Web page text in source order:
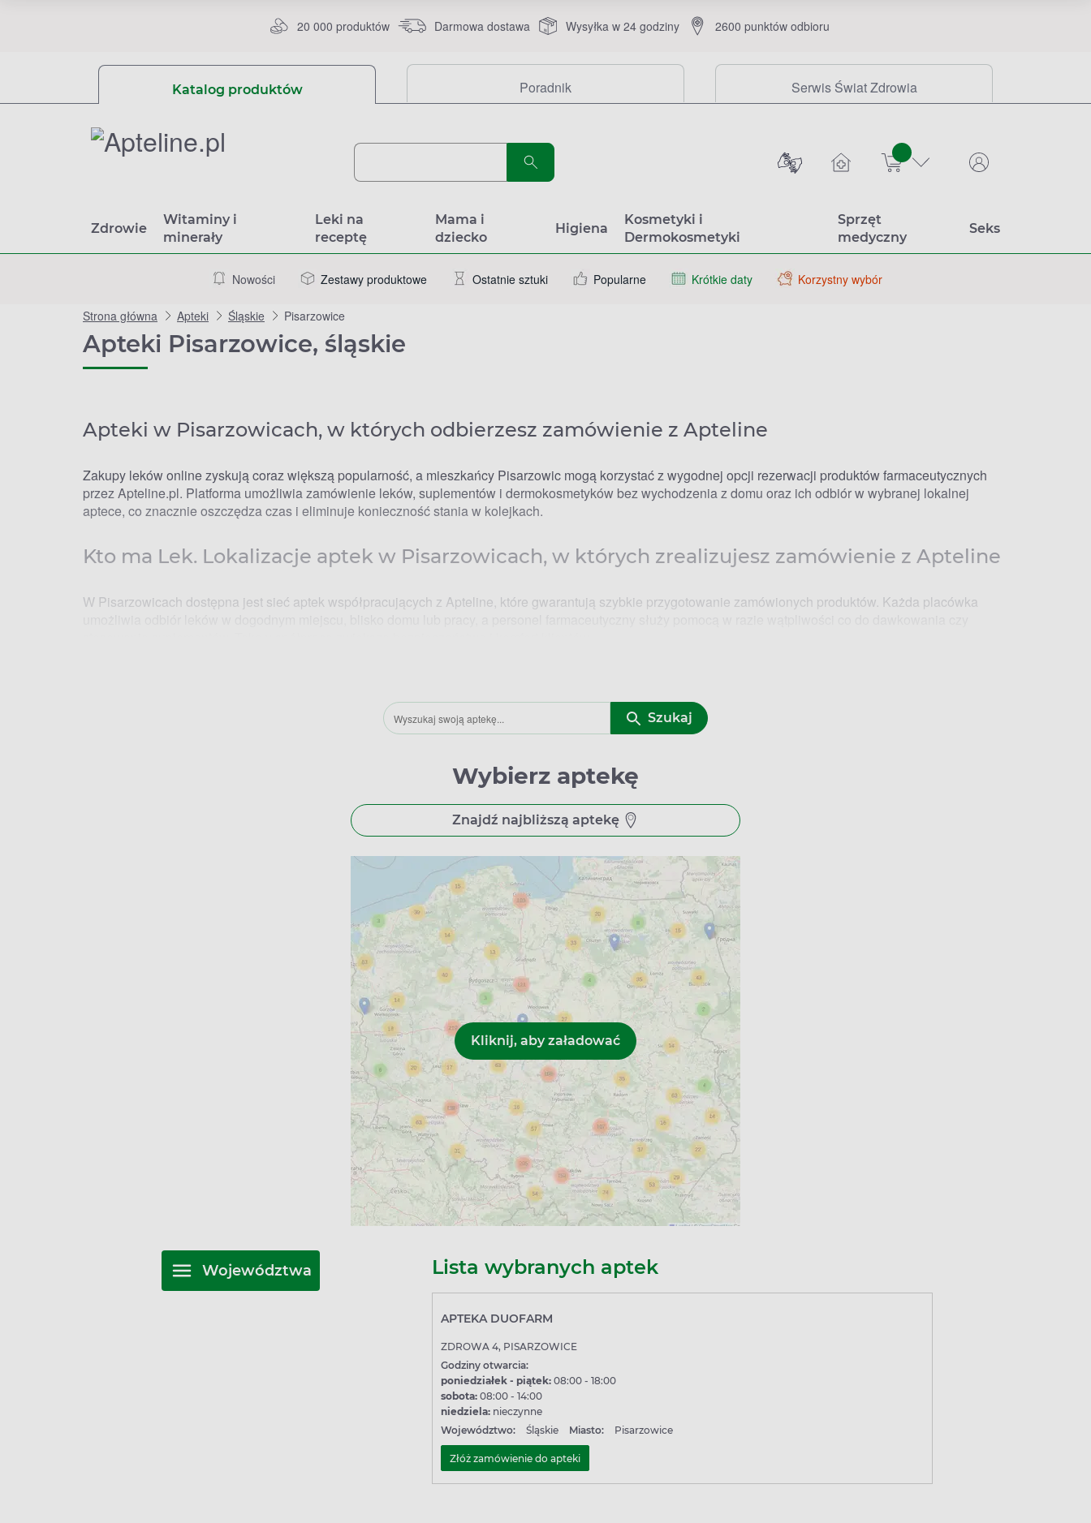
20 000 produktów Darmowa dostawa Wysyłka w 24 godziny 2600 punktów odbioru
Katalog produktów Poradnik Serwis Świat Zdrowia
sztuk
Zdrowie
Witaminy i
minerały
Leki na
receptę
Mama i
dziecko
Higiena
Kosmetyki i
Dermokosmetyki
Sprzęt
medyczny
Seks
Nowości Zestawy produktowe Ostatnie sztuki Popularne Krótkie daty Korzystny wybór
Strona główna Apteki Śląskie Pisarzowice
Apteki Pisarzowice, śląskie
Apteki w Pisarzowicach, w których odbierzesz zamówienie z Apteline
Zakupy leków online zyskują coraz większą popularność, a mieszkańcy Pisarzowic mogą korzystać z wygodnej opcji rezerwacji produktów farmaceutycznych
przez Apteline.pl. Platforma umożliwia zamówienie leków, suplementów i dermokosmetyków bez wychodzenia z domu oraz ich odbiór w wybranej lokalnej
aptece, co znacznie oszczędza czas i eliminuje konieczność stania w kolejkach.
Kto ma Lek. Lokalizacje aptek w Pisarzowicach, w których zrealizujesz zamówienie z Apteline
W Pisarzowicach dostępna jest sieć aptek współpracujących z Apteline, które gwarantują szybkie przygotowanie zamówionych produktów. Każda placówka
Godziny pracy aptek w Pisarzowicach są dostosowane do różnych potrzeb mieszkańców. Większość placówek działa w ciągu dnia, ale wiele zapewnia także
godziny każdej apteki i zaplanować odbiór zamówienia w najbardziej dogodnym czasie.
Gdzie po Lek. Apteki w Pisarzowicach – bez wychodzenia z domu i długich kolejek
Rezerwacja leków przez Apteline pozwala na natychmiastowy odbiór zamówionych produktów w aptece, bez konieczności chodzenia po kilku punktach w
mieście. Dodatkowo, odbierając zamówienie, masz możliwość skonsultowania się z farmaceutą, co jest szczególnie przydatne przy nowych lekach lub
specjalistycznych preparatach. To rozwiązanie łączy wygodę zakupów online z profesjonalnym wsparciem farmaceutycznym.
Zamów przez Apteline.pl i odbierz swoje produkty w aptekach Pisarzowic – szybciej, bezpieczniej i wygodniej niż kiedykolwiek.
Szukaj
Wybierz aptekę
Znajdź najbliższą aptekę
Województwa Lista wybranych aptek
APTEKA DUOFARM
ZDROWA 4, PISARZOWICE
Godziny otwarcia:
poniedziałek - piątek:08:00 - 18:00
sobota:08:00 - 14:00
niedziela:nieczynne
Województwo:
Śląskie Miasto: Pisarzowice
Złóż zamówienie do apteki